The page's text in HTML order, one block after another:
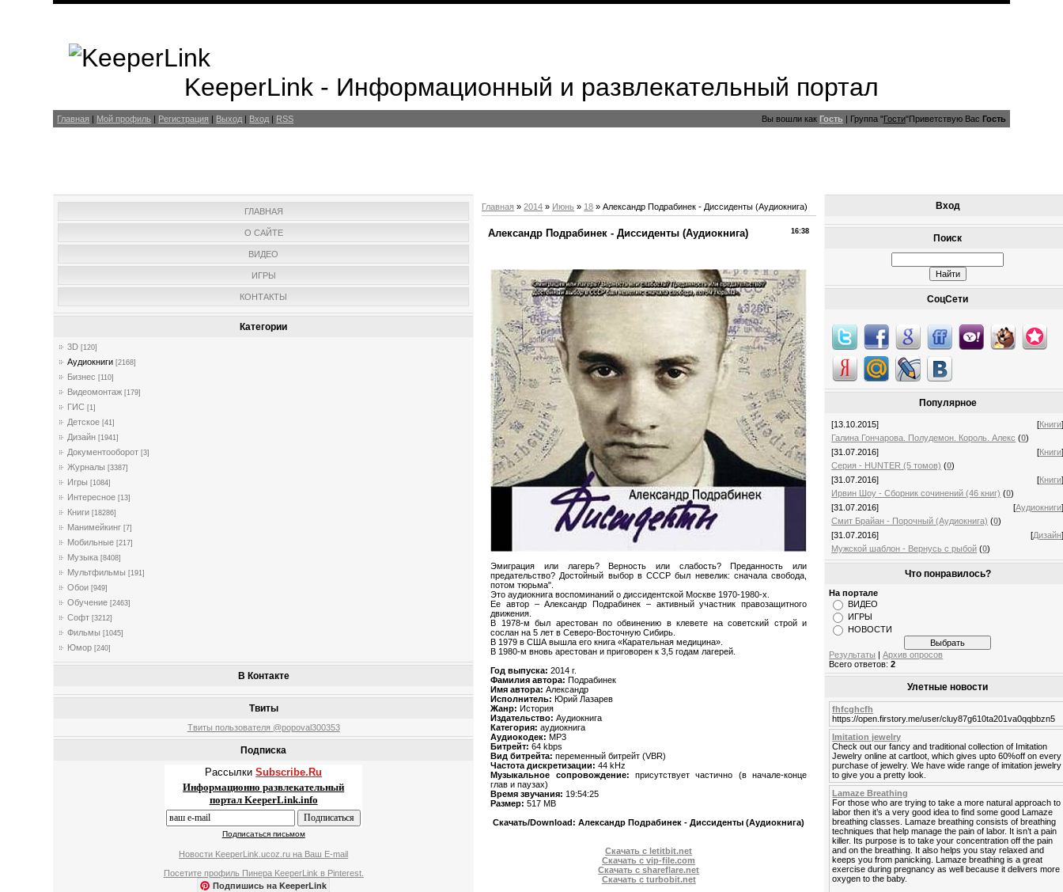
KeeperLink - Информационный и развлекательный портал
Главная | Мой профиль | Регистрация | Выход | Вход | RSS Вы вошли как Гость | Группа"Гости"Приветствую Вас Гость
ГЛАВНАЯ
О САЙТЕ
ВИДЕО
ИГРЫ
КОНТАКТЫ
Категории
3D [120]
Аудиокниги [2168]
Бизнес [110]
Видеомонтаж [179]
ГИС [1]
Детское [41]
Дизайн [1941]
Документооборот [3]
Журналы [3387]
Игры [1084]
Интересное [13]
Книги [18286]
Манимейкинг [7]
Мобильные [217]
Музыка [8408]
Мультфильмы [191]
Обои [949]
Обучение [2463]
Софт [3212]
Фильмы [1045]
Юмор [240]
В Контакте
Твиты
Твиты пользователя @popoval300353
Подписка
РассылкиSubscribe.Ru
Информационно развлекательный
портал KeeperLink.info
Подписаться письмом
Новости KeeperLink.ucoz.ru на Ваш E-mail
Посетите профиль Пинера KeeperLink в Pinterest.
Подпишись на KeeperLink
Главная »2014 » Июнь » 18 » Александр Подрабинек - Диссиденты (Аудиокнига)
16:38
Александр Подрабинек - Диссиденты (Аудиокнига)
Эмиграция или лагерь? Верность или слабость? Преданность или
предательство? Достойный выбор в СССР был невелик: сначала свобода,
потом тюрьма".
Это аудиокнига воспоминаний о диссидентской Москве 1970-1980-х.
Ее автор – Александр Подрабинек – активный участник правозащитного
движения.
В 1978-м был арестован по обвинению в клевете на советский строй и
сослан на 5 лет в Северо-Восточную Сибирь.
В 1979 в США вышла его книга «Карательная медицина».
В 1980-м вновь арестован и приговорен к 3,5 годам лагерей.
Год выпуска: 2014 г.
Фамилия автора:Подрабинек
Имя автора:Александр
Исполнитель:Юрий Лазарев
Жанр:История
Издательство:Аудиокнига
Категория:аудиокнига
Аудиокодек:MP3
Битрейт:64 kbps
Вид битрейта:переменный битрейт (VBR)
Частота дискретизации:44 kHz
Музыкальное сопровождение:присутствует частично (в начале-конце
глав и паузах)
Время звучания: 19:54:25
Размер:517 MB
Скачать/Download: Александр Подрабинек - Диссиденты (Аудиокнига)
Скачать с letitbit.net
Скачать с vip-file.com
Скачать с shareflare.net
Скачать с turbobit.net
Вход
Поиск
СоцСети
Популярное
[13.10.2015] [Книги
Галина Гончарова. Полудемон. Король. Алекс (0)
[31.07.2016]
[Книги
Серия - HUNTER (5 томов) (0)
[31.07.2016]
[Книги
Ирвин Шоу - Сборник сочинений (46 книг) (0)
[31.07.2016]
[Аудиокниги
Смит Брайан - Порочный (Аудиокнига) (0)
[31.07.2016]
[Дизайн
Мужской шаблон - Вернусь с рыбой (0)
Что понравилось?
На портале
ВИДЕО
ИГРЫ
НОВОСТИ
Результаты |Архив опросов
Всего ответов:2
Улетные новости
fhfcghcfh
https://open.firstory.me/user/cluy87g610ta201va0qqbbzn5
Imitation jewelry
Check out our fancy and traditional collection of Imitation
Jewelry online at cartloot, which gives upto 60%off on every
purchase of jewelry. We have wide range of imitation jewelry
to give you a pretty look.
Lamaze Breathing
For those who are trying to take a more natural approach to
labor then it’s a very good idea to find some good Lamaze
breathing classes. Lamaze breathing consists of breathing
techniques that help manage the pain of labor. It isn’t a pain
killer. Its purpose is to take your concentration off the pain
and on the breathing. It also helps you stay relaxed and
keeps you from panicking. Lamaze breathing is a great
exercise during pregnancy as well because it delivers more
oxygen to the baby.